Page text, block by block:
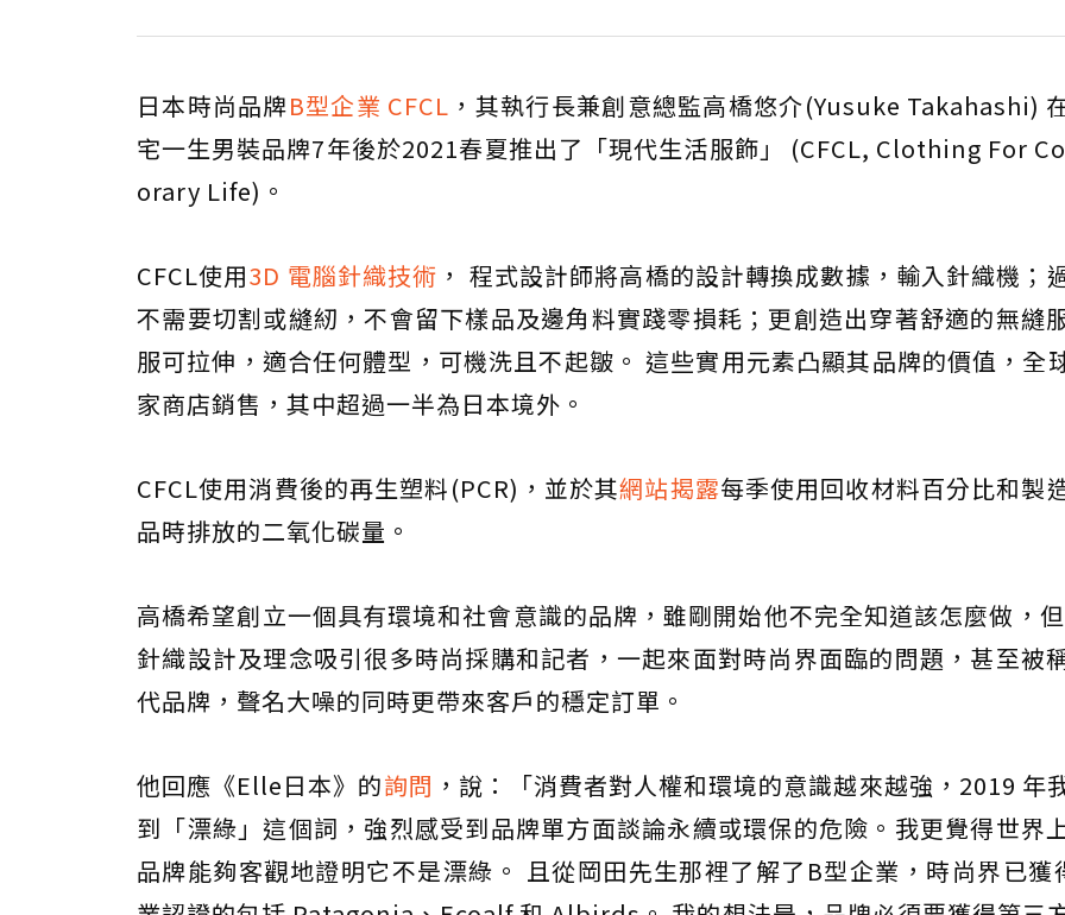
日本時尚品牌B型企業 CFCL ，其執行長兼創意總監高橋悠介(Yusuke Takahashi)
宅一生男裝品牌7年後於2021春夏推出了「現代生活服飾」 (CFCL, Clothing For
orary Life)。
CFCL使用3D 電腦針織技術 ， 程式設計師將高橋的設計轉換成數據，輸入針織機；
不需要切割或縫紉，不會留下樣品及邊角料實踐零損耗；更創造出穿著舒適的無縫
服可拉伸，適合任何體型，可機洗且不起皺。 這些實用元素凸顯其品牌的價值，全
家商店銷售，其中超過一半為日本境外。
CFCL使用消費後的再生塑料(PCR)，並於其網站揭露每季使用回收材料百分比和製
品時排放的二氧化碳量。
高橋希望創立一個具有環境和社會意識的品牌，雖剛開始他不完全知道該怎麼做，
針織設計及理念吸引很多時尚採購和記者，一起來面對時尚界面臨的問題，甚至被
代品牌，聲名大噪的同時更帶來客戶的穩定訂單。
他回應《Elle日本》的詢問 ，說：「消費者對人權和環境的意識越來越強，2019 年
到「漂綠」這個詞，強烈感受到品牌單方面談論永續或環保的危險。我更覺得世界
品牌能夠客觀地證明它不是漂綠。 且從岡田先生那裡了解了B型企業，時尚界已獲